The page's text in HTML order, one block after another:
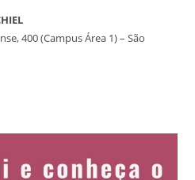
400 (Campus Área 1) – São